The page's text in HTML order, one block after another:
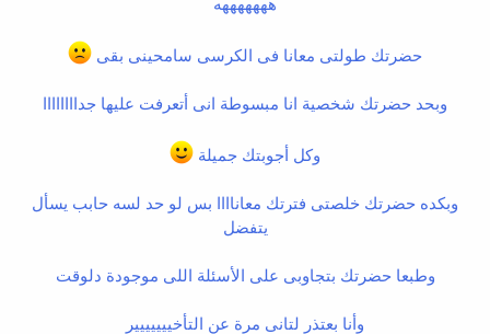
هههههههه
حضرتك طولتى معانا فى الكرسى سامحينى بقى
وبحد حضرتك شخصية انا مبسوطة انى أتعرفت عليها جداااااااا
وكل أجوبتك جميلة
وبكده حضرتك خلصتى فترتك معاناااا بس لو حد لسه حابب يسأل
يتفضل
وطبعا حضرتك بتجاوبى على الأسئلة اللى موجودة دلوقت
وأنا بعتذر لتانى مرة عن التأخييييييير